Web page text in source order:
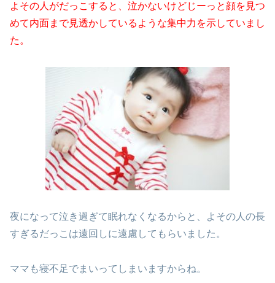
よその人がだっこすると、泣かないけどじーっと顔を見つ
めて内面まで見透かしているような集中力を示していまし
た。
夜になって泣き過ぎて眠れなくなるからと、よその人の長
すぎるだっこは遠回しに遠慮してもらいました。
ママも寝不足でまいってしまいますからね。